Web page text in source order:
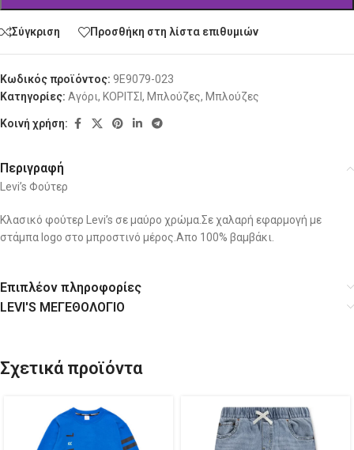
Σύγκριση Προσθήκη στη λίστα επιθυμιών
Κωδικός προϊόντος: 9E9079-023
Κατηγορίες: Αγόρι, ΚΟΡΙΤΣΙ , Μπλούζες, Μπλούζες
Κοινή χρήση:
Περιγραφή
Levi’s Φούτερ
Κλασικό φούτερ Levi’s σε μαύρο χρώμα.Σε χαλαρή εφαρμογή με
στάμπα logo στο μπροστινό μέρος.Απο 100% βαμβάκι.
Επιπλέον πληροφορίες
LEVI'S ΜΕΓΕΘΟΛΟΓΙΟ
Σχετικά προϊόντα